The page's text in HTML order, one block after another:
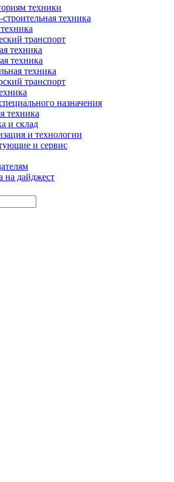
техники
техника
транспорт
техника
техника
техника
транспорт
назначения
техника
и склад
и технологии
и сервис
на дайджест